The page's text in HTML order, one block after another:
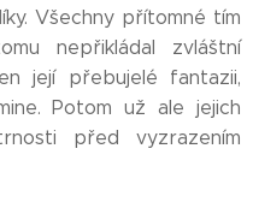
Všechny přítomné tím
nepřikládal zvláštní
její přebujelé fantazii,
Potom už ale jejich
před vyzrazením